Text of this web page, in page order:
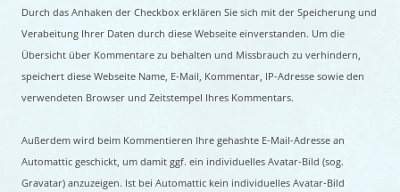
Durch das Anhaken der Checkbox erklären Sie sich mit der Speicherung und
Verabeitung Ihrer Daten durch diese Webseite einverstanden. Um die
Übersicht über Kommentare zu behalten und Missbrauch zu verhindern,
speichert diese Webseite Name, E-Mail, Kommentar, IP-Adresse sowie den
verwendeten Browser und Zeitstempel Ihres Kommentars.
Außerdem wird beim Kommentieren Ihre gehashte E-Mail-Adresse an
Automattic geschickt, um damit ggf. ein individuelles Avatar-Bild (sog.
Gravatar) anzuzeigen. Ist bei Automattic kein individuelles Avatar-Bild